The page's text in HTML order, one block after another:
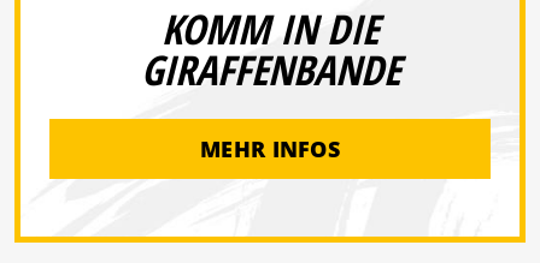
KOMM IN DIE
GIRAFFENBANDE
MEHR INFOS